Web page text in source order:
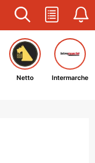
Netto Intermarche